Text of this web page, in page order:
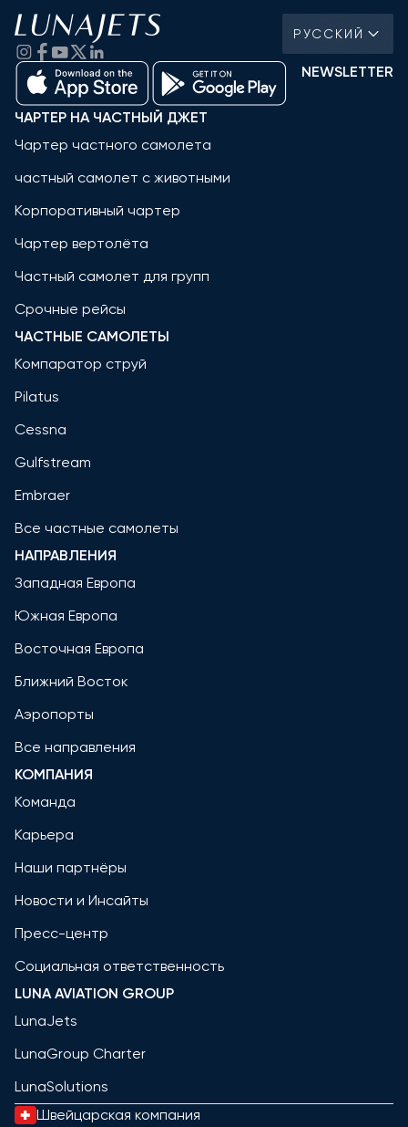
РУССКИЙ
NEWSLETTER
ЧАРТЕР НА ЧАСТНЫЙ ДЖЕТ
Чартер частного самолета
частный самолет с животными
Корпоративный чартер
Чартер вертолёта
Частный самолет для групп
Срочные рейсы
ЧАСТНЫЕ САМОЛЕТЫ
Компаратор струй
Pilatus
Cessna
Gulfstream
Embraer
Все частные самолеты
НАПРАВЛЕНИЯ
Западная Европа
Южная Европа
Восточная Европа
Ближний Восток
Аэропорты
Все направления
КОМПАНИЯ
Команда
Карьера
Наши партнёры
Новости и Инсайты
Пресс-центр
Социальная ответственность
LUNA AVIATION GROUP
LunaJets
LunaGroup Charter
LunaSolutions
Швейцарская компания